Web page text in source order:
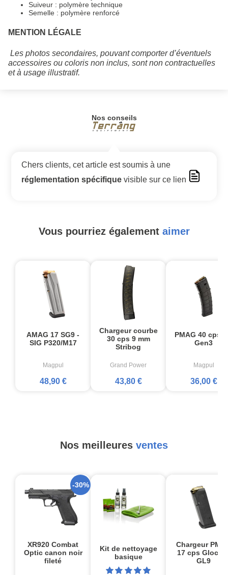
Suiveur : polymère technique
Semelle : polymère renforcé
MENTION LÉGALE
Les photos secondaires, pouvant comporter d’éventuels
accessoires ou coloris non inclus, sont non contractuelles
et à usage illustratif.
Nos conseils
Chers clients, cet article est soumis à une
réglementation spécifique visible sur ce lien
Vous pourriez également aimer
AMAG 17 SG9 -
SIG P320/M17
Magpul
48,90 €
Chargeur courbe
30 cps 9 mm
Stribog
Grand Power
43,80 €
PMAG 40 cps
Gen3
Magpul
36,00 €
Nos meilleures ventes
XR920 Combat
Optic canon noir
fileté
-30%
Kit de nettoyage
basique
Chargeur
17 cps
GL9